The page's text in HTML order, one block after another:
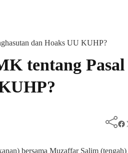
dan Hoaks UU KUHP?
tentang Pasal
Facebook Twitter